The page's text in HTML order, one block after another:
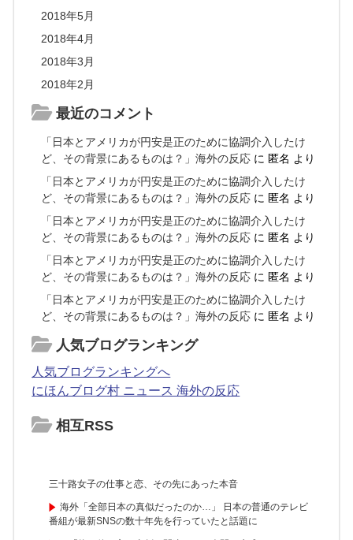
2018年5月
2018年4月
2018年3月
2018年2月
最近のコメント
「日本とアメリカが円安是正のために協調介入したけ
ど、その背景にあるものは？」海外の反応 に匿名 より
「日本とアメリカが円安是正のために協調介入したけ
ど、その背景にあるものは？」海外の反応 に匿名 より
「日本とアメリカが円安是正のために協調介入したけ
ど、その背景にあるものは？」海外の反応 に匿名 より
「日本とアメリカが円安是正のために協調介入したけ
ど、その背景にあるものは？」海外の反応 に匿名 より
「日本とアメリカが円安是正のために協調介入したけ
ど、その背景にあるものは？」海外の反応 に匿名 より
人気ブログランキング
人気ブログランキングへ
にほんブログ村 ニュース 海外の反応
相互RSS
三十路女子の仕事と恋、その先にあった本音
海外「全部日本の真似だったのか…」 日本の普通のテレビ
番組が最新SNSの数十年先を行っていたと話題に